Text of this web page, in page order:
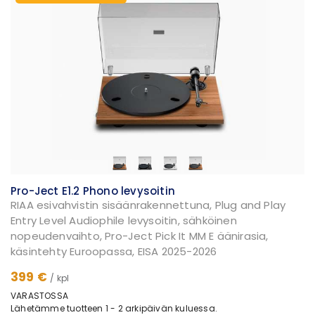
Pro-Ject E1.2 Phono levysoitin
RIAA esivahvistin sisäänrakennettuna, Plug and Play
Entry Level Audiophile levysoitin, sähköinen
nopeudenvaihto, Pro-Ject Pick It MM E äänirasia,
käsintehty Euroopassa, EISA 2025-2026
399 € / kpl
VARASTOSSA
Lähetämme tuotteen 1 - 2 arkipäivän kuluessa.